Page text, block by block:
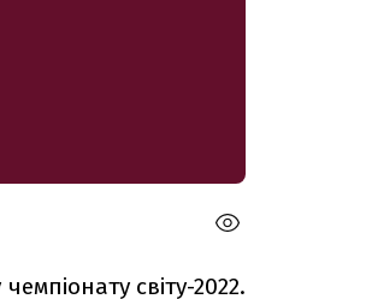
світу-2022.